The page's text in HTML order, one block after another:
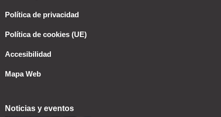
Política de privacidad
Política de cookies (UE)
Accesibilidad
Mapa Web
Noticias y eventos